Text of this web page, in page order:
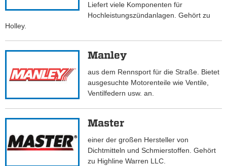
Liefert viele Komponenten für
Hochleistungszündanlagen. Gehört zu
Holley.
Manley
aus dem Rennsport für die Straße. Bietet
ausgesuchte Motorenteile wie Ventile,
Ventilfedern usw. an.
Master
einer der großen Hersteller von
Dichtmitteln und Schmierstoffen. Gehört
zu Highline Warren LLC.